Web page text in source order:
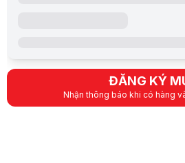
ĐĂNG KÝ
Nhận thông báo khi có hàng